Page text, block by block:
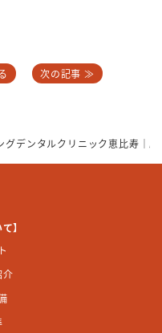
次の記事 ≫
デンタルクリニック恵比寿｜
】
介